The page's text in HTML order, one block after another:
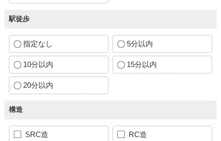
駅徒歩
指定なし 5分以内
10分以内 15分以内
20分以内
構造
SRC造 RC造